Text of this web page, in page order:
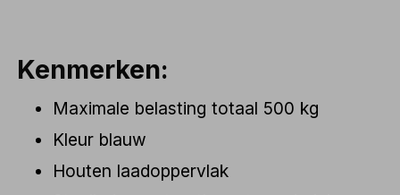
Kenmerken:
Maximale belasting totaal 500 kg
Kleur blauw
Houten laadoppervlak